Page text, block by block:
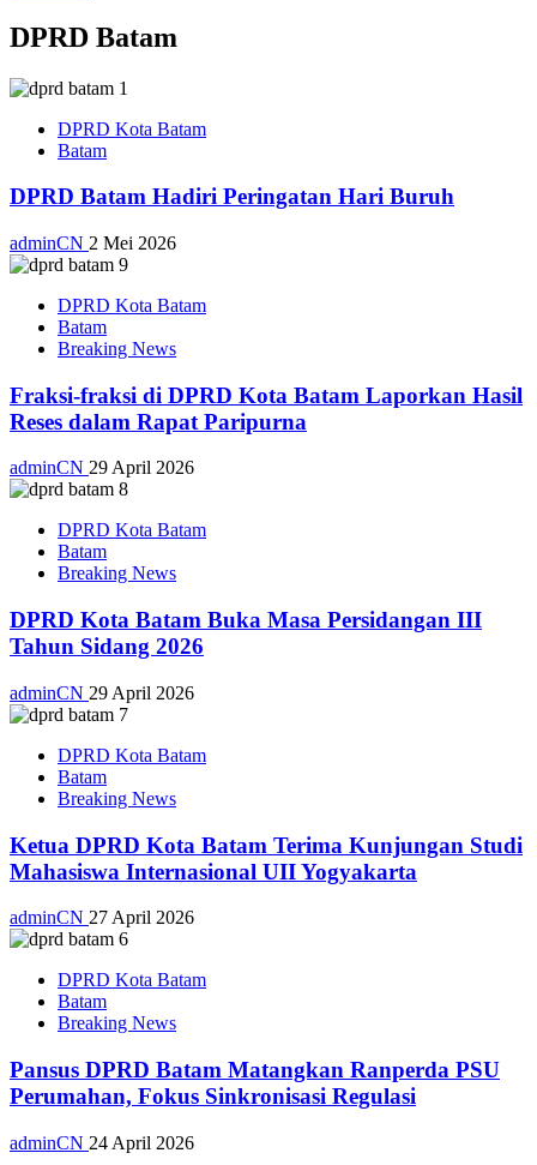
DPRD Batam
DPRD Kota Batam
Batam
DPRD Batam Hadiri Peringatan Hari Buruh
adminCN 2 Mei 2026
DPRD Kota Batam
Batam
Breaking News
Fraksi-fraksi di DPRD Kota Batam Laporkan Hasil
Reses dalam Rapat Paripurna
adminCN 29 April 2026
DPRD Kota Batam
Batam
Breaking News
DPRD Kota Batam Buka Masa Persidangan III
Tahun Sidang 2026
adminCN 29 April 2026
DPRD Kota Batam
Batam
Breaking News
Ketua DPRD Kota Batam Terima Kunjungan Studi
Mahasiswa Internasional UII Yogyakarta
adminCN 27 April 2026
DPRD Kota Batam
Batam
Breaking News
Pansus DPRD Batam Matangkan Ranperda PSU
Perumahan, Fokus Sinkronisasi Regulasi
adminCN 24 April 2026